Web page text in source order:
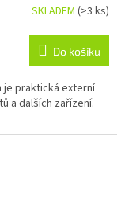
SKLADEM (>3 ks)
Do košíku
je praktická externí
a dalších zařízení.